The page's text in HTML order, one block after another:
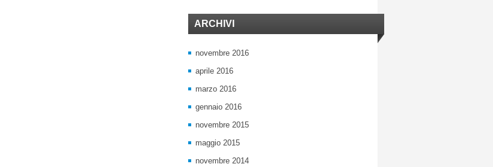
ARCHIVI
novembre 2016
aprile 2016
marzo 2016
gennaio 2016
novembre 2015
maggio 2015
novembre 2014